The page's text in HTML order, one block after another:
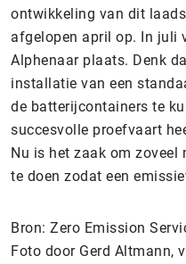
ontwikkeling van dit
afgelopen april op. In juli
Alphenaar plaats. Denk
installatie van een
de batterijcontainers te
succesvolle proefvaart
Nu is het zaak om
te doen zodat een
Bron: Zero Emission
Foto door Gerd Altmann,